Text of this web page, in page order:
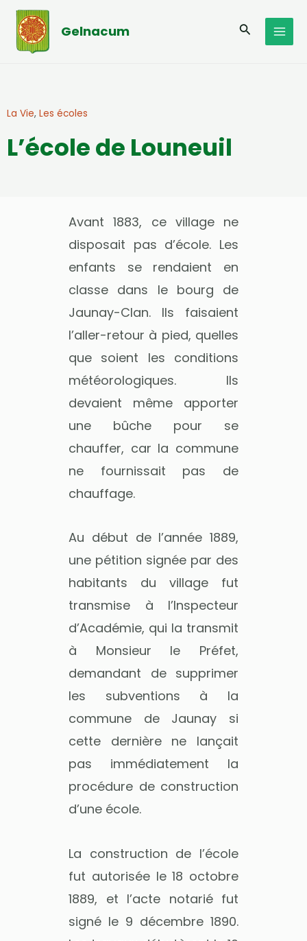
Aller
contenu
Gelnacum
La Vie, Les écoles
L’école de Louneuil
Avant 1883, ce village ne
disposait pas d’école. Les
enfants se rendaient en
classe dans le bourg de
Jaunay-Clan. Ils faisaient
l’aller-retour à pied, quelles
que soient les conditions
météorologiques. Ils
devaient même apporter
une bûche pour se
chauffer, car la commune
ne fournissait pas de
chauffage.
Au début de l’année 1889,
une pétition signée par des
habitants du village fut
transmise à l’Inspecteur
d’Académie, qui la transmit
à Monsieur le Préfet,
demandant de supprimer
les subventions à la
commune de Jaunay si
cette dernière ne lançait
pas immédiatement la
procédure de construction
d’une école.
La construction de l’école
fut autorisée le 18 octobre
1889, et l’acte notarié fut
signé le 9 décembre 1890.